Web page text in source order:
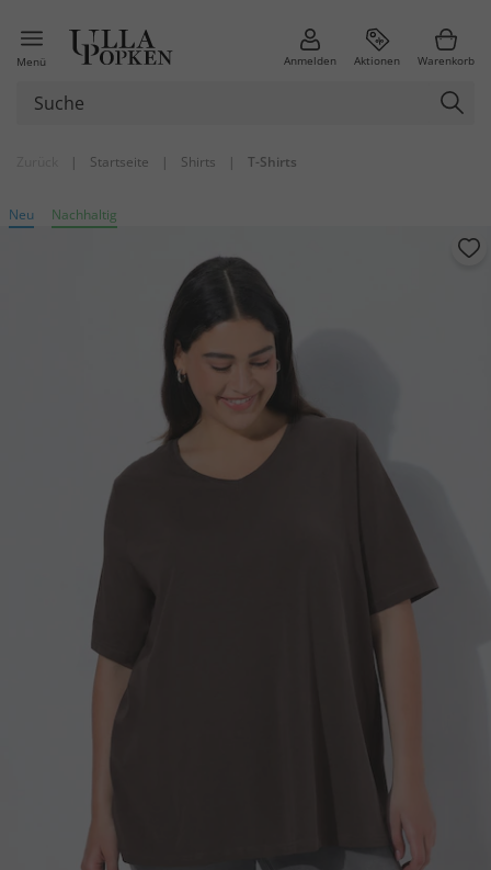
Menü Anmelden Aktionen Warenkorb
| Startseite | Shirts | T-Shirts
Neu Nachhaltig